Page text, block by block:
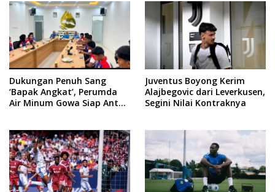
Dukungan Penuh Sang
‘Bapak Angkat’, Perumda
Air Minum Gowa Siap Antar
Juventus Boyong Kerim
Alajbegovic dari Leverkusen,
Segini Nilai Kontraknya